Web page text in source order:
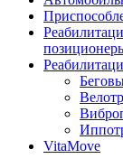
VitaMove